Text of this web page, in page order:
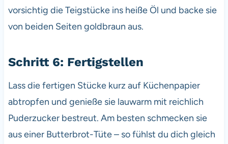
vorsichtig die Teigstücke ins heiße Öl und backe sie
von beiden Seiten goldbraun aus.
Schritt 6: Fertigstellen
Lass die fertigen Stücke kurz auf Küchenpapier
abtropfen und genieße sie lauwarm mit reichlich
Puderzucker bestreut. Am besten schmecken sie
aus einer Butterbrot-Tüte – so fühlst du dich gleich